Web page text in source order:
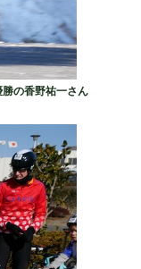
の香野祐一さん